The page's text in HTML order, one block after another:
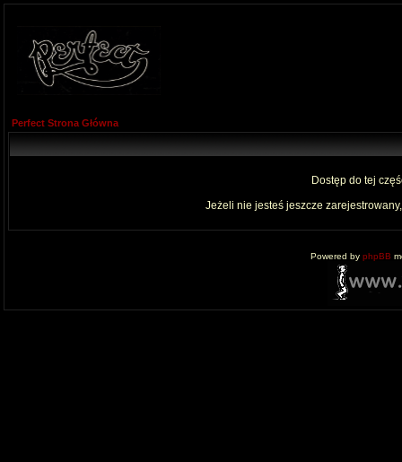
Perfect Strona Główna
Dostęp do tej
Jeżeli nie jesteś jeszcze
Powered by phpBB